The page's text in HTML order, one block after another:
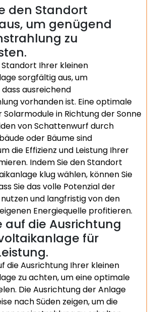
den Standort
um genügend
zu
Standort Ihrer kleinen
sorgfältig aus, um
ausreichend
vorhanden ist. Eine optimale
in Richtung der Sonne
von Schattenwurf durch
oder Bäume sind
die Effizienz und Leistung Ihrer
Indem Sie den Standort
klug wählen, können Sie
Sie das volle Potenzial der
und langfristig von den
Energiequelle profitieren.
auf die Ausrichtung
für
die Ausrichtung Ihrer kleinen
zu achten, um eine optimale
Die Ausrichtung der Anlage
nach Süden zeigen, um die